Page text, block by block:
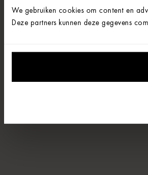
We gebruiken cookies om content en
Deze partners kunnen deze gegevens